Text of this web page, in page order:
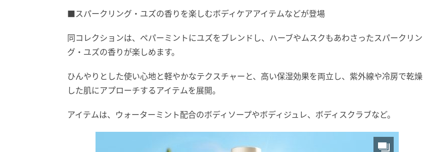
■スパークリング・ユズの香りを楽しむボディケアアイテムなどが登場
同コレクションは、ペパーミントにユズをブレンドし、ハーブやムスクもあわさったスパークリン
グ・ユズの香りが楽しめます。
ひんやりとした使い心地と軽やかなテクスチャーと、高い保湿効果を両立し、紫外線や冷房で乾燥
した肌にアプローチするアイテムを展開。
アイテムは、ウォーターミント配合のボディソープやボディジュレ、ボディスクラブなど。